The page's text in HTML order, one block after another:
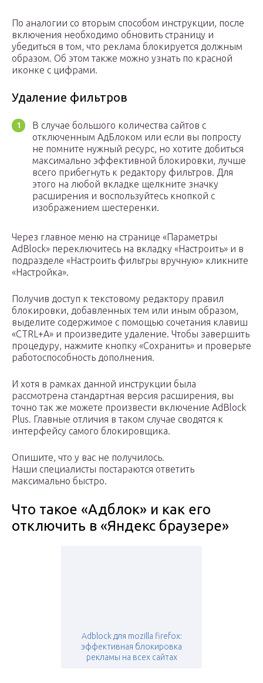
По аналогии со вторым способом инструкции, после
включения необходимо обновить страницу и
убедиться в том, что реклама блокируется должным
образом. Об этом также можно узнать по красной
иконке с цифрами.
Удаление фильтров
В случае большого количества сайтов с
отключенным АдБлоком или если вы попросту
не помните нужный ресурс, но хотите добиться
максимально эффективной блокировки, лучше
всего прибегнуть к редактору фильтров. Для
этого на любой вкладке щелкните значку
расширения и воспользуйтесь кнопкой с
изображением шестеренки.
Через главное меню на странице «Параметры
AdBlock» переключитесь на вкладку «Настроить» и в
подразделе «Настроить фильтры вручную» кликните
«Настройка».
Получив доступ к текстовому редактору правил
блокировки, добавленных тем или иным образом,
выделите содержимое с помощью сочетания клавиш
«CTRL+A» и произведите удаление. Чтобы завершить
процедуру, нажмите кнопку «Сохранить» и проверьте
работоспособность дополнения.
И хотя в рамках данной инструкции была
рассмотрена стандартная версия расширения, вы
точно так же можете произвести включение AdBlock
Plus. Главные отличия в таком случае сводятся к
интерфейсу самого блокировщика.
Опишите, что у вас не получилось.
Наши специалисты постараются ответить
максимально быстро.
Что такое «Адблок» и как его
отключить в «Яндекс браузере»
Adblock для mozilla firefox:
эффективная блокировка
рекламы на всех сайтах